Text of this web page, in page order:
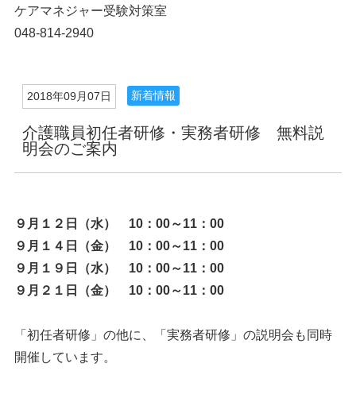
ケアマネジャー受験対策室
048-814-2940
2018年09月07日 新着情報
介護職員初任者研修・実務者研修 無料説
明会のご案内
９月１２日（水） 10：00～11：00
９月１４日（金） 10：00～11：00
９月１９日（水） 10：00～11：00
９月２１日（金） 10：00～11：00
「初任者研修」の他に、「実務者研修」の説明会も同時
開催しています。